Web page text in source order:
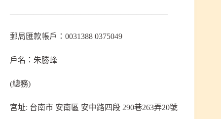
————————————————————
郵局匯款帳戶：0031388 0375049
戶名：朱勝峰
(總務)
宮址: 台南市 安南區 安中路四段 290巷263弄20號